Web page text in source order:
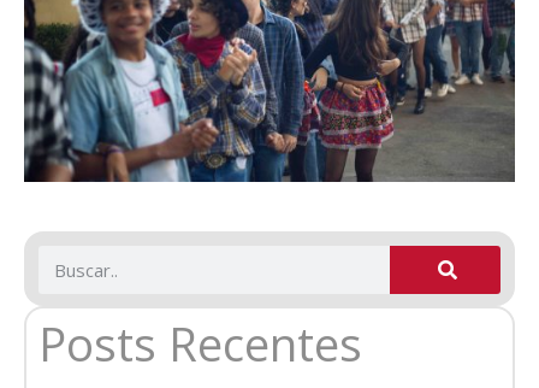
Posts Recentes